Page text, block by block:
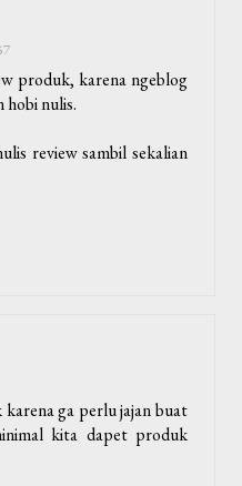
produk, karena ngeblog
hobi nulis.
review sambil sekalian
ga perlu jajan buat
kita dapet produk